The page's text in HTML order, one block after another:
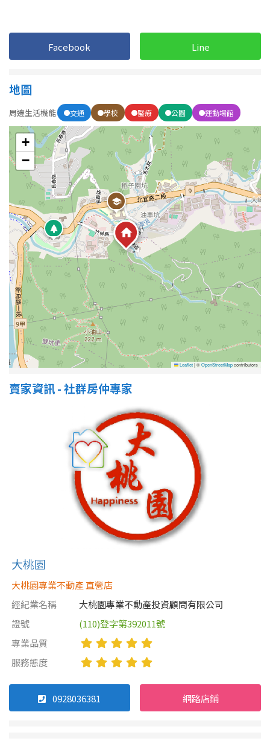
屋齡
不拘
5 年以下
20-30 年 30-40 年
40 年以上
售價
Facebook Line
地圖
周邊生活機能 交通 學校 醫療 公園 運動場館
+
−
Leaflet|©OpenStreetMapcontributors
賣家資訊 - 社群房仲專家
大桃園
大桃園專業不動產 直營店
經紀業名稱
大桃園專業不動產投資顧問有限公司
證號
(110)登字第392011號
專業品質
服務態度
0928036381 網路店鋪